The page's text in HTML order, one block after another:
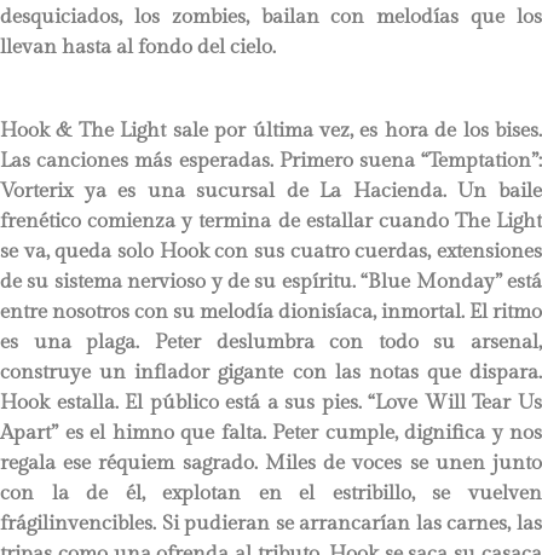
desquiciados, los zombies, bailan con melodías que los
llevan hasta al fondo del cielo.
Hook & The Light sale por última vez, es hora de los bises.
Las canciones más esperadas. Primero suena “Temptation”:
Vorterix ya es una sucursal de La Hacienda. Un baile
frenético comienza y termina de estallar cuando The Light
se va, queda solo Hook con sus cuatro cuerdas, extensiones
de su sistema nervioso y de su espíritu. “Blue Monday” está
entre nosotros con su melodía dionisíaca, inmortal. El ritmo
es una plaga. Peter deslumbra con todo su arsenal,
construye un inflador gigante con las notas que dispara.
Hook estalla. El público está a sus pies. “Love Will Tear Us
Apart” es el himno que falta. Peter cumple, dignifica y nos
regala ese réquiem sagrado. Miles de voces se unen junto
con la de él, explotan en el estribillo, se vuelven
frágilinvencibles. Si pudieran se arrancarían las carnes, las